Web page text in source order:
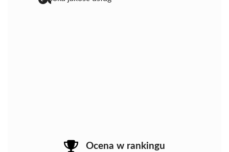
Ocena w rankingu